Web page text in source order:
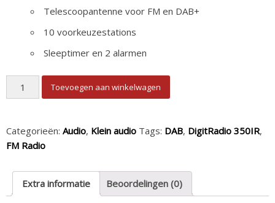
Telescoopantenne voor FM en DAB+
10 voorkeuzestations
Sleeptimer en 2 alarmen
Technisat Digitale Radio FM en DAB+ aantal
Toevoegen aan winkelwagen
Categorieën: Audio, Klein audio Tags: DAB, DigitRadio 350IR,
FM Radio
Extra informatie Beoordelingen (0)